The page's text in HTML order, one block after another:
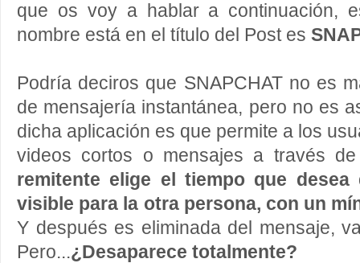
que os voy a hablar a continuación,
nombre está en el título del Post es
Podría deciros que SNAPCHAT no es
de mensajería instantánea, pero no es
dicha aplicación es que permite a los
videos cortos o mensajes a través
remitente elige el tiempo que desea
visible para la otra persona, con un
Y después es eliminada del mensaje,
Pero...¿Desaparece totalmente?